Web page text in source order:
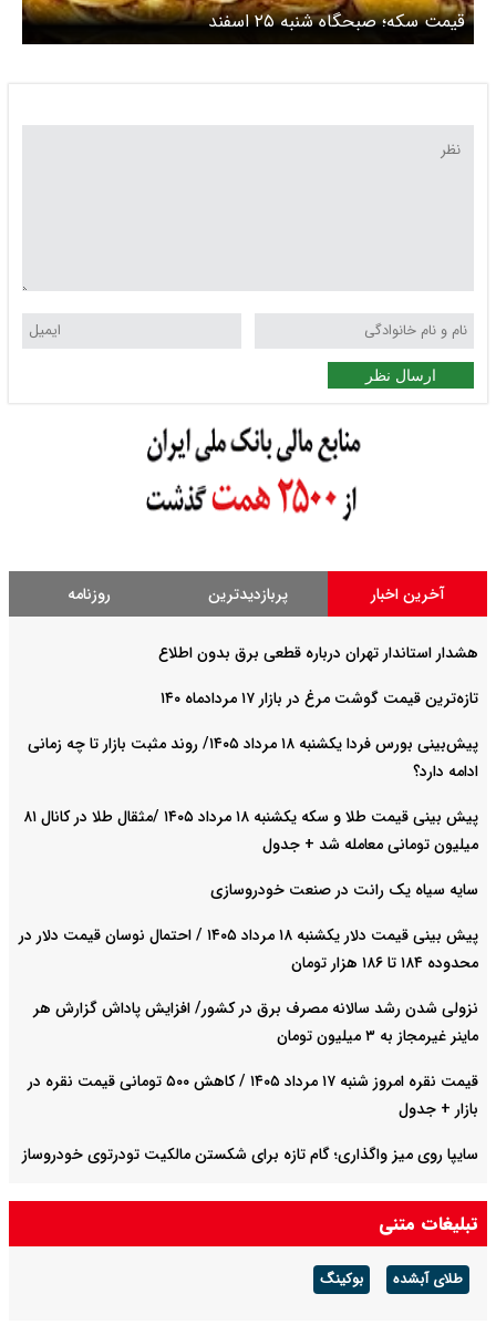
قیمت سکه؛ صبحگاه شنبه ۲۵ اسفند
ارسال نظر
آخرین اخبار پربازدیدترین روزنامه
هشدار استاندار تهران درباره قطعی برق بدون اطلاع
تازه‌ترین قیمت گوشت مرغ در بازار ۱۷ مردادماه ۱۴۰
پیش‌بینی بورس فردا یکشنبه ۱۸ مرداد ۱۴۰۵/ روند مثبت بازار تا چه زمانی
ادامه دارد؟
پیش‌ بینی قیمت طلا و سکه یکشنبه ۱۸ مرداد ۱۴۰۵ /مثقال طلا در کانال ۸۱
میلیون تومانی معامله شد + جدول
سایه سیاه یک رانت در صنعت خودروسازی
پیش ‌بینی قیمت دلار یکشنبه ۱۸ مرداد ۱۴۰۵ / احتمال نوسان قیمت دلار در
محدوده ۱۸۴ تا ۱۸۶ هزار تومان
نزولی شدن رشد سالانه مصرف برق در کشور/ افزایش پاداش گزارش هر
ماینر غیرمجاز به ۳ میلیون تومان
قیمت نقره امروز شنبه ۱۷ مرداد ۱۴۰۵ / کاهش ۵۰۰ تومانی قیمت نقره در
بازار + جدول
سایپا روی میز واگذاری؛ گام تازه برای شکستن مالکیت تودرتوی خودروساز
صادرات نفت عراق به دلیل بسته شدن تنگه هرمز ۷۵ درصد کاهش یافت
تبلیغات متنی
طلای آبشده بوکینگ